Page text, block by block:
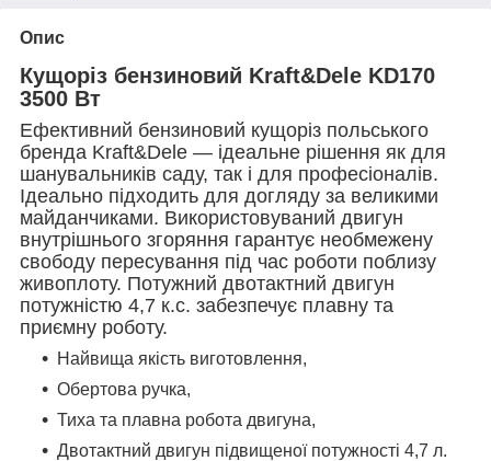
Опис
Кущоріз бензиновий Kraft&Dele KD170
3500 Вт
Ефективний бензиновий кущоріз польського
бренда Kraft&Dele — ідеальне рішення як для
шанувальників саду, так і для професіоналів.
Ідеально підходить для догляду за великими
майданчиками. Використовуваний двигун
внутрішнього згоряння гарантує необмежену
свободу пересування під час роботи поблизу
живоплоту. Потужний двотактний двигун
потужністю 4,7 к.с. забезпечує плавну та
приємну роботу.
Найвища якість виготовлення,
Обертова ручка,
Тиха та плавна робота двигуна,
Двотактний двигун підвищеної потужності 4,7 л.